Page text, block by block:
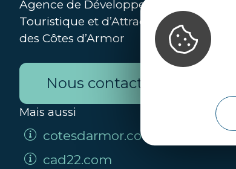
Agence de Développement
Touristique et d’Attractivité
des Côtes d’Armor
Nous contacter
Mais aussi
cotesdarmor.com
cad22.com